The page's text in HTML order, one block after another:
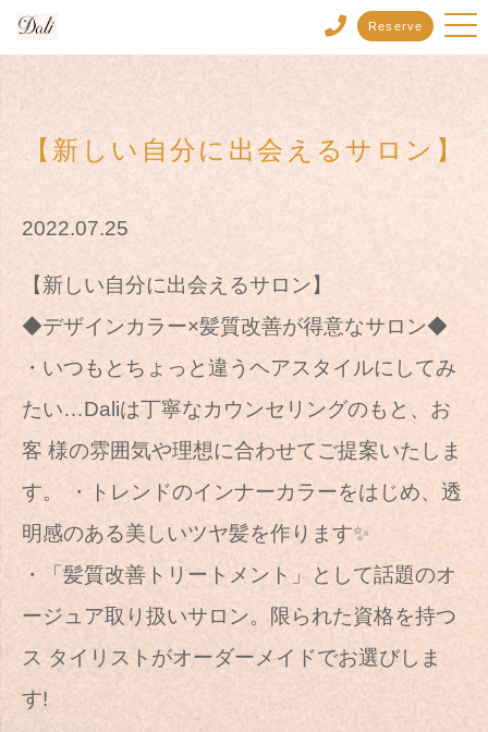
Reserve
【新しい自分に出会えるサロン】
2022.07.25
【新しい自分に出会えるサロン】
◆デザインカラー×髪質改善が得意なサロン◆
・いつもとちょっと違うヘアスタイルにしてみ
たい…Daliは丁寧なカウンセリングのもと、お
客 様の雰囲気や理想に合わせてご提案いたしま
す。 ・トレンドのインナーカラーをはじめ、透
明感のある美しいツヤ髪を作ります✨
・「髪質改善トリートメント」として話題のオ
ージュア取り扱いサロン。限られた資格を持つ
ス タイリストがオーダーメイドでお選びしま
す!